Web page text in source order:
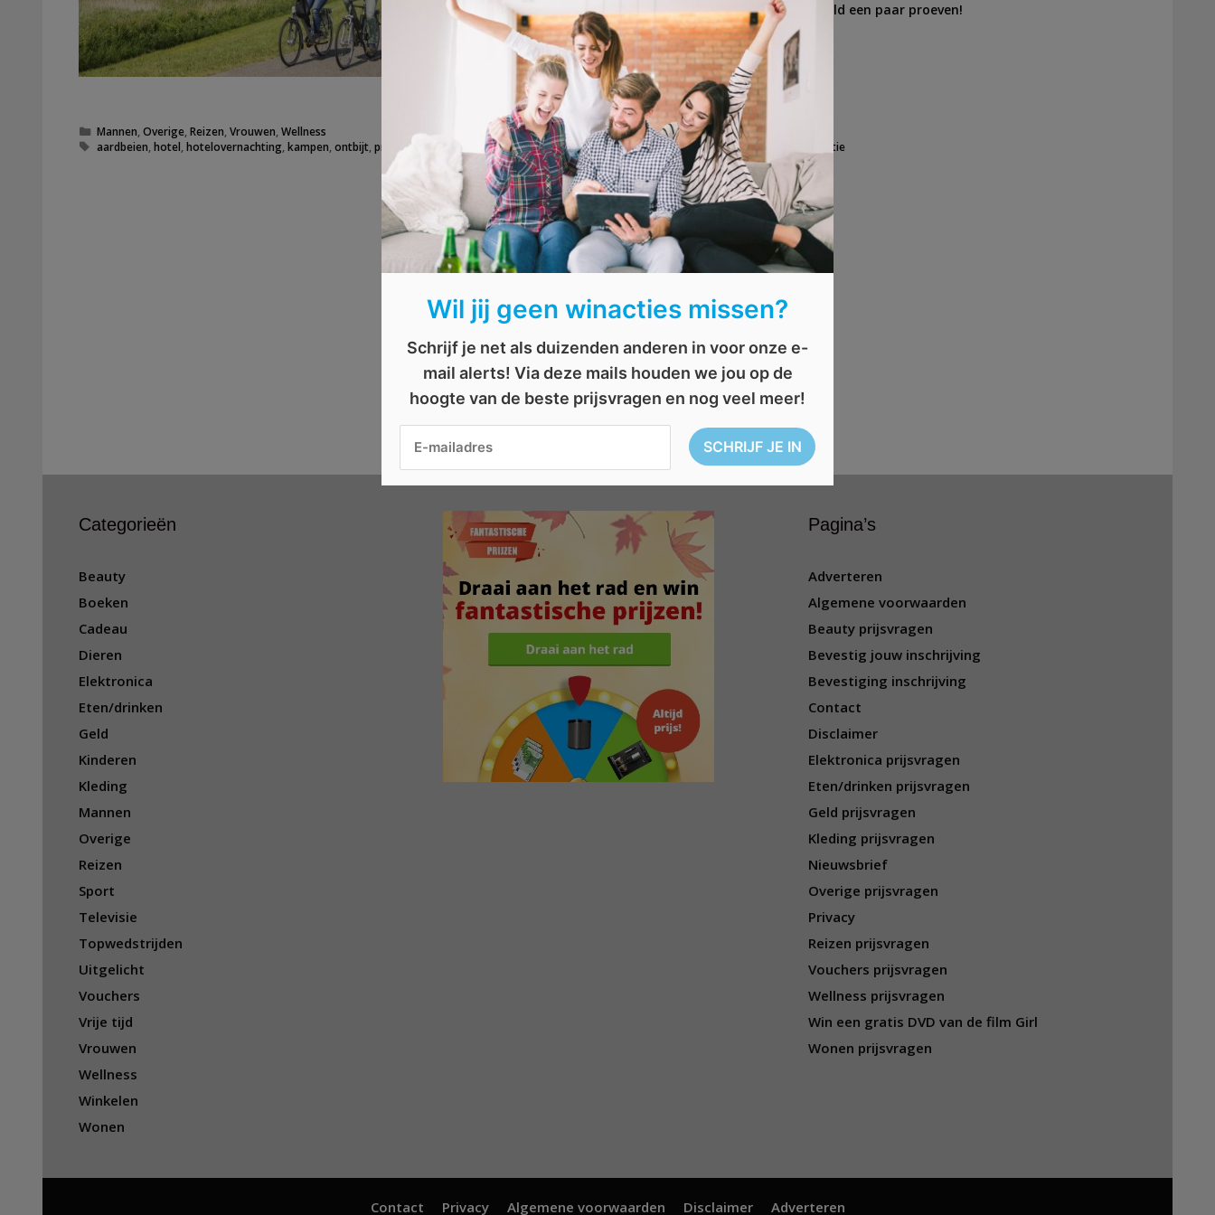
meer te weten over aardbeien en gaan jullie er ongetwijfeld een paar proeven!
Categorieën
Mannen,Overige,Reizen,Vrouwen,Wellness
Tags
aardbeien,hotel,hotelovernachting,kampen,ontbijt,prijs winnen prijsvraag,vakantie,vakantie winnen,weekend weg,weekendje weg
winactie
Win het boek ‘Kleine taartjes’ van Petit Gâteau
AFGELOPEN: Win een sprookjesdate in de Efteling
Categorieën
Beauty
Boeken
Cadeau
Dieren
Elektronica
Eten/drinken
Geld
Kinderen
Kleding
Mannen
Overige
Reizen
Sport
Televisie
Topwedstrijden
Uitgelicht
Vouchers
Vrije tijd
Vrouwen
Wellness
Winkelen
Wonen
Pagina’s
Adverteren
Algemene voorwaarden
Beauty prijsvragen
Bevestig jouw inschrijving
Bevestiging inschrijving
Contact
Disclaimer
Elektronica prijsvragen
Eten/drinken prijsvragen
Geld prijsvragen
Kleding prijsvragen
Nieuwsbrief
Overige prijsvragen
Privacy
Reizen prijsvragen
Vouchers prijsvragen
Wellness prijsvragen
Win een gratis DVD van de film Girl
Wonen prijsvragen
Contact Privacy Algemene voorwaarden Disclaimer Adverteren
Wil jij geen winacties missen?
Schrijf je net als duizenden anderen in voor onze e-
mail alerts! Via deze mails houden we jou op de
hoogte van de beste prijsvragen en nog veel meer!